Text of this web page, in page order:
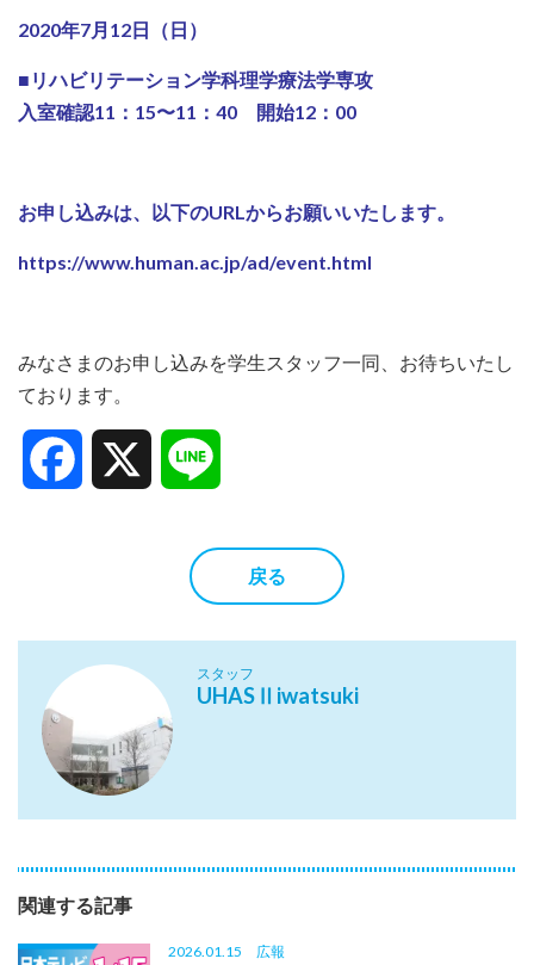
2020年7月12日（日）
■リハビリテーション学科理学療法学専攻
入室確認11：15〜11：40 開始12：00
お申し込みは、以下のURLからお願いいたします。
https://www.human.ac.jp/ad/event.html
みなさまのお申し込みを学生スタッフ一同、お待ちいたし
ております。
Facebook
戻る
スタッフ
UHASⅡiwatsuki
関連する記事
2026.01.15 広報